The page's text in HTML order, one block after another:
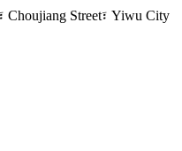
Choujiang Street፣ Yiwu City